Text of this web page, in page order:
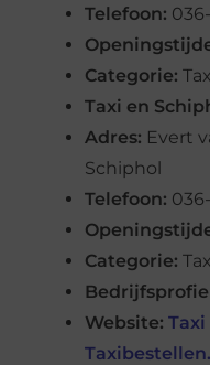
Telefoon:
Categorie:
Taxi en
Adres: Evert
Schiphol
Telefoon:
Categorie:
Website: Taxi